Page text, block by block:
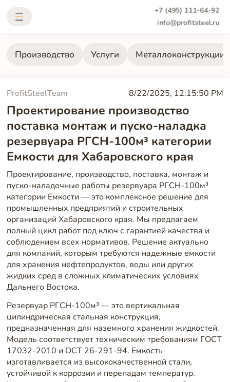
+7 (495) 111-64-92
info@profitsteel.ru
Производство Услуги Металлоконструкции
ProfitSteelTeam 8/22/2025, 12:15:50 PM
Проектирование производство
поставка монтаж и пуско-наладка
резервуара РГСН-100м³ категории
Емкости для Хабаровского края
Проектирование, производство, поставка, монтаж и
пуско-наладочные работы резервуара РГСН-100м³
категории Емкости — это комплексное решение для
промышленных предприятий и строительных
организаций Хабаровского края. Мы предлагаем
полный цикл работ под ключ с гарантией качества и
соблюдением всех нормативов. Решение актуально
для компаний, которым требуются надежные емкости
для хранения нефтепродуктов, воды или других
жидких сред в сложных климатических условиях
Дальнего Востока.
Резервуар РГСН-100м³ — это вертикальная
цилиндрическая стальная конструкция,
предназначенная для наземного хранения жидкостей.
Модель соответствует техническим требованиям ГОСТ
17032-2010 и ОСТ 26-291-94. Емкость
изготавливается из высококачественной стали,
устойчивой к коррозии и перепадам температур.